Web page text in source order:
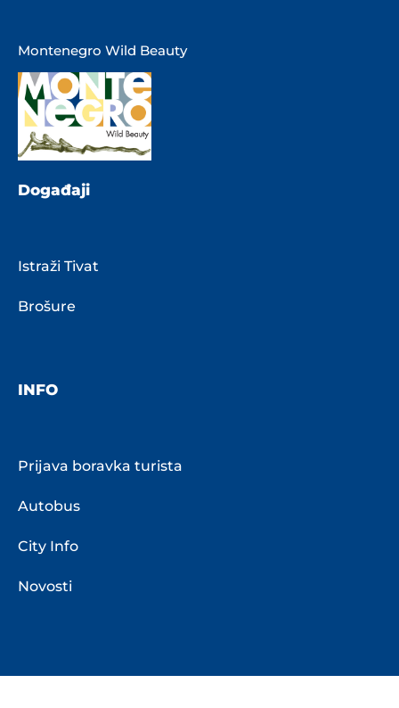
Montenegro Wild Beauty
Događaji
Istraži Tivat
Brošure
INFO
Prijava boravka turista
Autobus
City Info
Novosti